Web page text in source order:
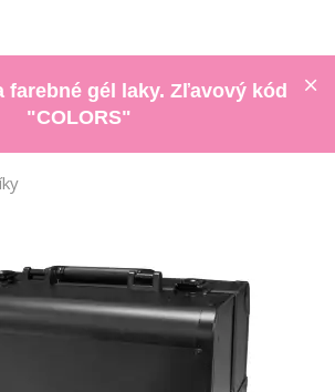
farebné gél laky. Zľavový kód
"COLORS"